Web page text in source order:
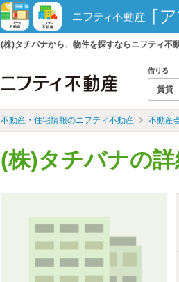
(株)タチバナから、物件を探すならニフティ不
借りる
賃貸
不動産・住宅情報のニフティ不動産 不動産
(株)タチバナの詳